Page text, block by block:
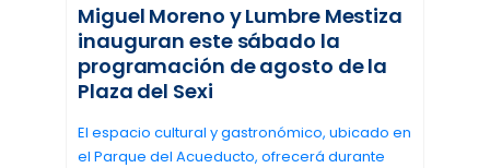
Miguel Moreno y Lumbre Mestiza
inauguran este sábado la
programación de agosto de la
Plaza del Sexi
El espacio cultural y gastronómico, ubicado en
el Parque del Acueducto, ofrecerá durante